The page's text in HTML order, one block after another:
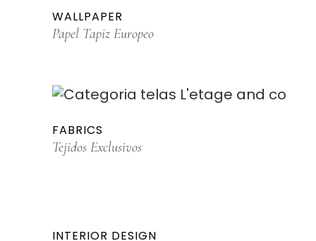
WALLPAPER
Papel Tapiz Europeo
FABRICS
Tejidos Exclusivos
INTERIOR DESIGN